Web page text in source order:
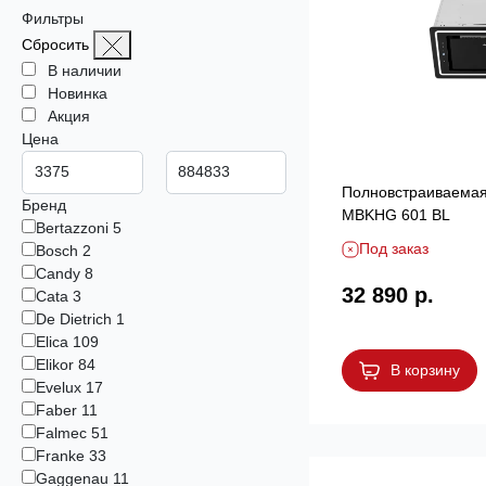
Фильтры
Сбросить
В наличии
Новинка
Акция
Цена
Бренд
Bertazzoni 5
Bosch 2
Candy 8
Cata 3
De Dietrich 1
Elica 109
Elikor 84
Evelux 17
Faber 11
Falmec 51
Franke 33
Gaggenau 11
MBKHG 601 BL
Под заказ
32 890 р.
В корзину